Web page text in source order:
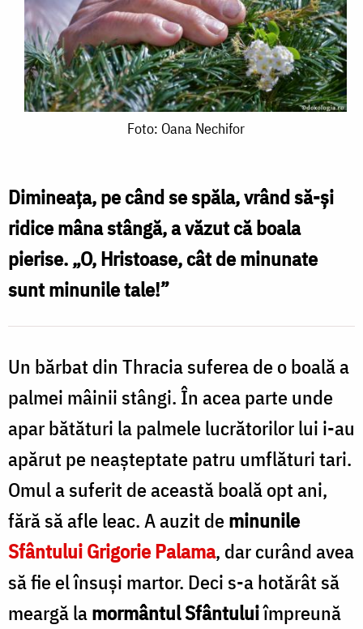
Foto: Oana Nechifor
Dimineaţa, pe când se spăla, vrând să-şi
ridice mâna stângă, a văzut că boala
pierise. „O, Hristoase, cât de minunate
sunt minunile tale!”
Un bărbat din Thracia suferea de o boală a
palmei mâinii stângi. În acea parte unde
apar bătături la palmele lucrătorilor lui i-au
apărut pe neaşteptate patru umflături tari.
Omul a suferit de această boală opt ani,
fără să afle leac. A auzit deminunile
Sfântului Grigorie Palama, dar curând avea
să fie el însuşi martor. Deci s-a hotărât să
meargă lamormântul Sfântuluiîmpreună